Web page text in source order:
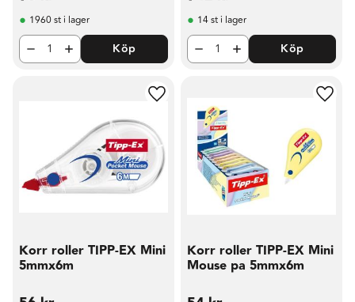
1960 st i lager
Köp
14 st i lager
Köp
Korr roller TIPP-EX Mini
5mmx6m
Lägg till i favoriter
Korr roller TIPP-EX Mini
Mouse pa 5mmx6m